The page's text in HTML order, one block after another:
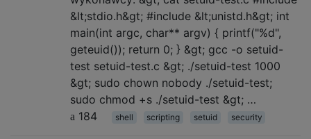
&lt;stdio.h&gt; #include &lt;unistd.h&gt; int
main(int argc, char** argv) { printf("%d",
geteuid()); return 0; } &gt; gcc -o setuid-
test setuid-test.c &gt; ./setuid-test 1000
&gt; sudo chown nobody ./setuid-test;
sudo chmod +s ./setuid-test &gt; …
184
shell scripting setuid security